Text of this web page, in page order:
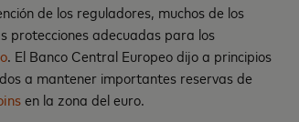
de los reguladores, muchos de los
protecciones adecuadas para los
. El Banco Central Europeo dijo a principios
a mantener importantes reservas de
en la zona del euro.